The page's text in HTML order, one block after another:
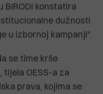
BIRODI konstatira
dužnosti
u izbornoj kampanji".
se time krše
tijela OESS-a za
prava, kojima se